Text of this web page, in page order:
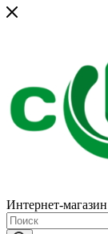
Интернет-